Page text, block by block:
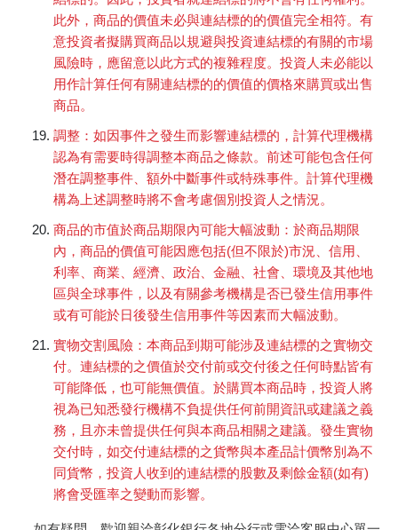
此外，商品的價值未必與連結標的的價值完全相符。有
意投資者擬購買商品以規避與投資連結標的有關的市場
風險時，應留意以此方式的複雜程度。投資人未必能以
用作計算任何有關連結標的的價值的價格來購買或出售
商品。
調整：如因事件之發生而影響連結標的，計算代理機構
認為有需要時得調整本商品之條款。前述可能包含任何
潛在調整事件、額外中斷事件或特殊事件。計算代理機
構為上述調整時將不會考慮個別投資人之情況。
商品的市值於商品期限內可能大幅波動：於商品期限
內，商品的價值可能因應包括(但不限於)市況、信用、
利率、商業、經濟、政治、金融、社會、環境及其他地
區與全球事件，以及有關參考機構是否已發生信用事件
或有可能於日後發生信用事件等因素而大幅波動。
實物交割風險：本商品到期可能涉及連結標的之實物交
付。連結標的之價值於交付前或交付後之任何時點皆有
可能降低，也可能無價值。於購買本商品時，投資人將
視為已知悉發行機構不負提供任何前開資訊或建議之義
務，且亦未曾提供任何與本商品相關之建議。發生實物
交付時，如交付連結標的之貨幣與本產品計價幣別為不
同貨幣，投資人收到的連結標的股數及剩餘金額(如有)
將會受匯率之變動而影響。